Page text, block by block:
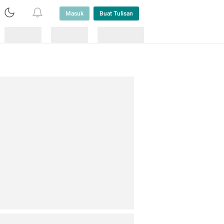
Masuk Buat Tulisan